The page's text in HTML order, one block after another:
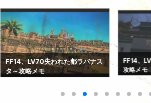
FF14、LV70悪党成敗クガネ城～
攻略メモ
FF14、
攻略メモ